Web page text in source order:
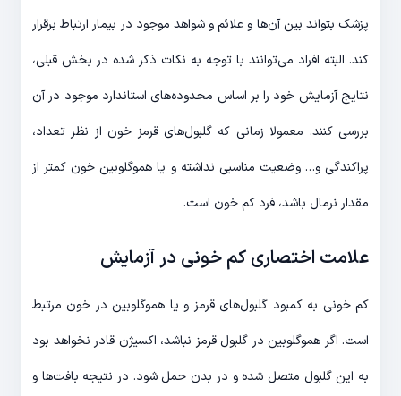
پزشک بتواند بین آن‌ها و علائم و شواهد موجود در بیمار ارتباط برقرار
کند. البته افراد می‌توانند با توجه به نکات ذکر شده در بخش قبلی،
نتایج آزمایش خود را بر اساس محدوده‌های استاندارد موجود در آن
بررسی کنند. معمولا زمانی که گلبول‌های قرمز خون از نظر تعداد،
پراکندگی و… وضعیت مناسبی نداشته و یا هموگلوبین خون کمتر از
مقدار نرمال باشد، فرد کم خون است.
علامت اختصاری کم خونی در آزمایش
کم خونی به کمبود گلبول‌های قرمز و یا هموگلوبین در خون مرتبط
است. اگر هموگلوبین در گلبول قرمز نباشد، اکسیژن قادر نخواهد بود
به این گلبول متصل شده و در بدن حمل شود. در نتیجه بافت‌ها و